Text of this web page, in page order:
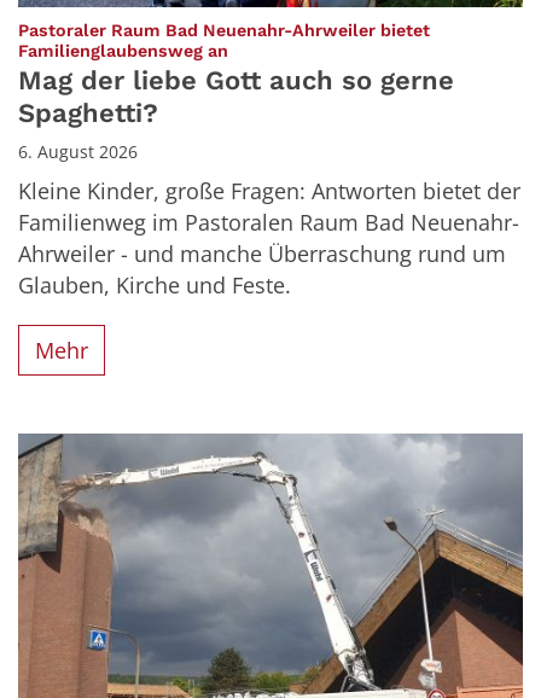
Pastoraler Raum Bad Neuenahr-Ahrweiler bietet
Familienglaubensweg an
Mag der liebe Gott auch so gerne
Spaghetti?
6. August 2026
Kleine Kinder, große Fragen: Antworten bietet der
Familienweg im Pastoralen Raum Bad Neuenahr-
Ahrweiler - und manche Überraschung rund um
Glauben, Kirche und Feste.
Mehr